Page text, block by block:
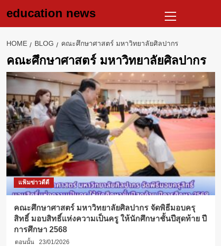
education news
Menu
HOME BLOG คณะศึกษาศาสตร์ มหาวิทยาลัยศิลปากร
คณะศึกษาศาสตร์ มหาวิทยาลัยศิลปากร
แฟ้มข่าวดีดี
คณะศึกษาศาสตร์ มหาวิทยาลัยศิลปากร จัดพิธีมอบครุ
สิทธิ์ มอบสิทธิ์แห่งความเป็นครู ให้นักศึกษาชั้นปีสุดท้าย ปี
การศึกษา 2568
ตอนนั้น 23/01/2026